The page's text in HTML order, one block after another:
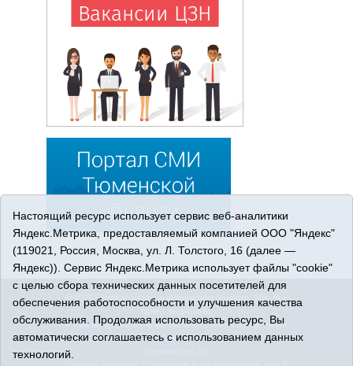
© 2026 Сетевое издание «Ишимская правда». 16+. Все
права защищены.
© При использовании материалов ссылка обязательна.
Адрес редакции: 627750 Тюменская область, г. Ишим, ул.
Настоящий ресурс использует сервис веб-аналитики
Яндекс.Метрика, предоставляемый компанией ООО "Яндекс"
(119021, Россия, Москва, ул. Л. Толстого, 16 (далее —
Яндекс)). Сервис Яндекс.Метрика использует файлы "cookie"
с целью сбора технических данных посетителей для
обеспечения работоспособности и улучшения качества
обслуживания. Продолжая использовать ресурс, Вы
автоматически соглашаетесь с использованием данных
технологий.